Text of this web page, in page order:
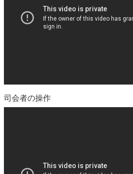
司会者の操作